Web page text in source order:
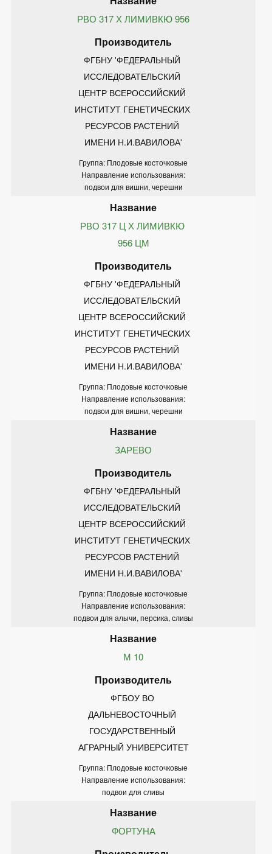
РВО 317 Х ЛИМИВКЮ 956
ФГБНУ 'ФЕДЕРАЛЬНЫЙ
ИССЛЕДОВАТЕЛЬСКИЙ
ЦЕНТР ВСЕРОССИЙСКИЙ
ИНСТИТУТ ГЕНЕТИЧЕСКИХ
РЕСУРСОВ РАСТЕНИЙ
ИМЕНИ Н.И.ВАВИЛОВА'
Группа: Плодовые косточковые
Направление использования:
подвои для вишни, черешни
РВО 317 Ц Х ЛИМИВКЮ
956 ЦМ
ФГБНУ 'ФЕДЕРАЛЬНЫЙ
ИССЛЕДОВАТЕЛЬСКИЙ
ЦЕНТР ВСЕРОССИЙСКИЙ
ИНСТИТУТ ГЕНЕТИЧЕСКИХ
РЕСУРСОВ РАСТЕНИЙ
ИМЕНИ Н.И.ВАВИЛОВА'
Группа: Плодовые косточковые
Направление использования:
подвои для вишни, черешни
ЗАРЕВО
ФГБНУ 'ФЕДЕРАЛЬНЫЙ
ИССЛЕДОВАТЕЛЬСКИЙ
ЦЕНТР ВСЕРОССИЙСКИЙ
ИНСТИТУТ ГЕНЕТИЧЕСКИХ
РЕСУРСОВ РАСТЕНИЙ
ИМЕНИ Н.И.ВАВИЛОВА'
Группа: Плодовые косточковые
Направление использования:
подвои для алычи, персика, сливы
М 10
ФГБОУ ВО
ДАЛЬНЕВОСТОЧНЫЙ
ГОСУДАРСТВЕННЫЙ
АГРАРНЫЙ УНИВЕРСИТЕТ
Группа: Плодовые косточковые
Направление использования:
подвои для сливы
ФОРТУНА